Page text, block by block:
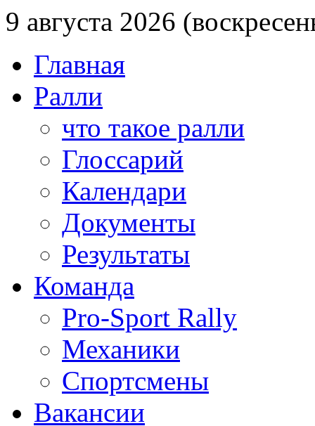
9 августа 2026
Главная
Ралли
что такое ралли
Глоссарий
Календари
Документы
Результаты
Команда
Pro-Sport Rally
Механики
Спортсмены
Вакансии